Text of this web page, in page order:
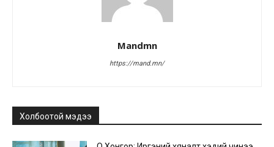
Mandmn
https://mand.mn/
Холбоотой мэдээ